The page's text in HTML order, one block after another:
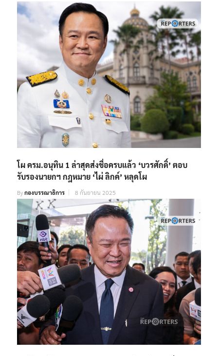
โผ ครม.อนุทิน 1 ล่าสุดส่งชื่อครบแล้ว ‘บวรศักดิ์’ ตอบ
รับรองนายกฯ กฎหมาย ‘ไผ่ ลิกค์’ หลุดโผ
Byกองบรรณาธิการ 8 กันยายน 2025